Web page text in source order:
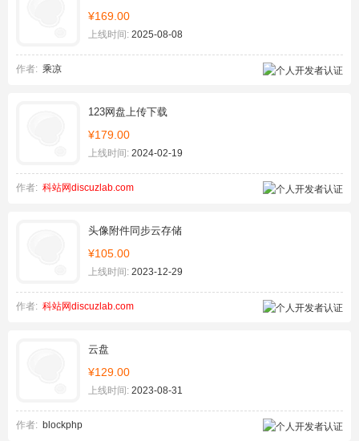
¥169.00
上线时间: 2025-08-08
作者: 乘凉
123网盘上传下载
¥179.00
上线时间: 2024-02-19
作者: 科站网discuzlab.com
头像附件同步云存储
¥105.00
上线时间: 2023-12-29
作者: 科站网discuzlab.com
云盘
¥129.00
上线时间: 2023-08-31
作者: blockphp